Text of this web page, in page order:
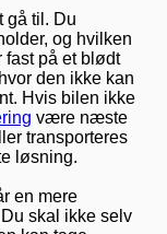
gå til. Du
og hvilken
på et blødt
den ikke kan
Hvis bilen ikke
være næste
transporteres
løsning.
en mere
skal ikke selv